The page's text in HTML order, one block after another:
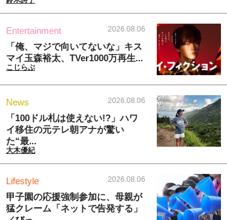
Entertainment 2026.08.06
「俺、マジで向いてないな」キス
マイ玉森裕太、TVer1000万再生...
こじらぶ
News 2026.08.06
「100ドル札は使えない!?」ハワ
イ移住の元テレ朝アナが驚い
た“最...
大木優紀
Lifestyle 2026.08.06
甲子園の応援強制参加に、母親が
猛クレーム「ネットで告発する」